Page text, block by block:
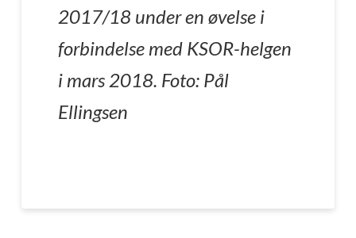
2017/18 under en øvelse i
forbindelse med KSOR-helgen
i mars 2018. Foto: Pål
Ellingsen